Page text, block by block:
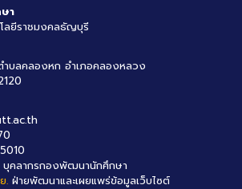
า
ลยีราชมงคลธัญบุรี
บลคลองหก อำเภอคลองหลวง
บุคลากรกองพัฒนานักศึกษา
. ฝ่ายพัฒนาและเผยแพร่ข้อมูลเว็บไซต์